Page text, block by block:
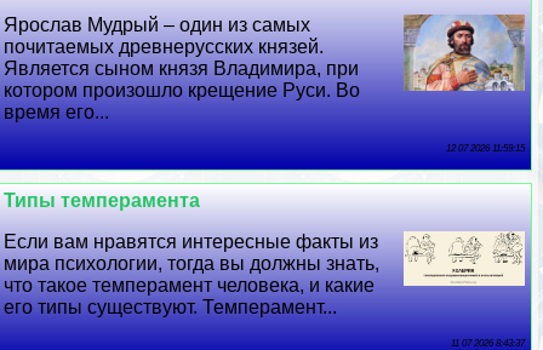
Ярослав Мудрый – один из самых
почитаемых древнерусских князей.
Является сыном князя Владимира, при
котором произошло крещение Руси. Во
время его...
12 07 2026 11:59:15
Типы темперамента
Если вам нравятся интересные факты из
мира психологии, тогда вы должны знать,
что такое темперамент человека, и какие
его типы существуют. Темперамент...
11 07 2026 8:43:37